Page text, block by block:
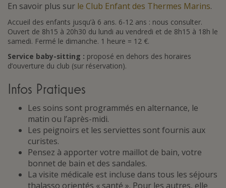
En savoir plus sur le Club Enfant des Thermes Marins.
Accueil des enfants jusqu’à 6 ans. 6-12 ans : nous consulter.
Ouvert de 8h15 à 20h30 du lundi au vendredi et de 8h15 à 18h le
samedi. Fermé le dimanche. 1 heure = 12 €.
Service baby-sitting : proposé en dehors des horaires
d’ouverture du club (sur réservation).
Infos Pratiques
Les soins sont programmés en alternance, le
matin ou l’après-midi.
Les peignoirs et les serviettes sont fournis aux
curistes.
Pensez à apporter votre maillot de bain, votre
bonnet de bain et des sandales.
La visite médicale est incluse dans tous les séjours
thalasso orientés « santé ». Pour les autres, elle